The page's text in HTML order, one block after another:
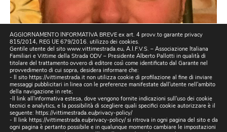
AGGIORNAMENTO INFORMATIVA BREVE ex art. 4 provv.to garante privacy
815/2014, REG UE 679/2016. utilizzo dei cookies.
Gentile utente del sito www.vittimestrada.eu, A.I.F.V.S. – Associazione Italiana
Familiari e Vittime della Strada ODV – Presidente Alberto Pallotti in qualità di
titolare del trattamento ovvero di editore così come identificato dal Garante nel
provvedimento di cui sopra, desidera informare che:
- Il sito https://vittimestrada.it non utilizza cookie di profilazione al fine di inviare
messaggi pubblicitari in linea con le preferenze manifestate dall'utente nell'ambito
della navigazione in rete;
-Il link all'informativa estesa, dove vengono fornite indicazioni sull'uso dei cookie
tecnici e analytics, e la possibilità di scegliere quali specifici cookie autorizzare è il
seguente: https://vittimestrada.eu/privacy-policy/
- Il link https://vittimestrada.eu/privacy-policy/ si ritrova in ogni pagina del sito e da
ogni pagina è pertanto possibile e in qualunque momento cambiare le impostazioni